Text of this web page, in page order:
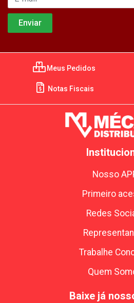
Meus Pedidos
Notas Fiscais
Nosso
Primeiro
Redes
Trabalhe
Quem
Baixe já